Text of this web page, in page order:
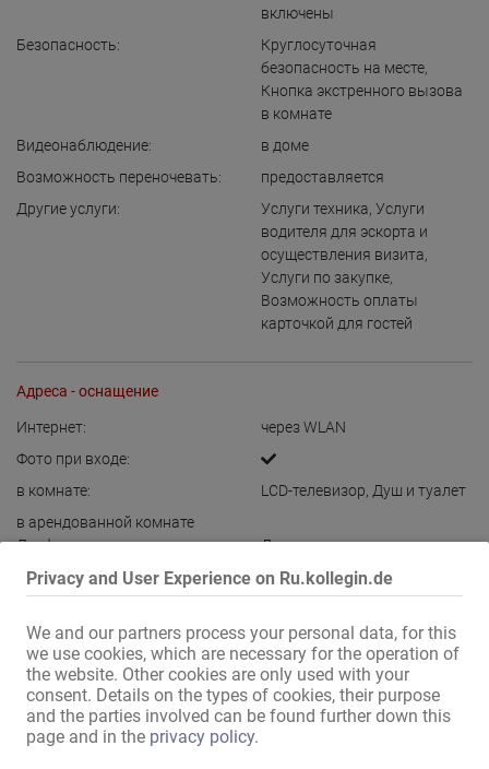
Privacy and User Experience on Ru.kollegin.de
We and our partners process your personal data, for this
we use cookies, which are necessary for the operation of
the website. Other cookies are only used with your
consent. Details on the types of cookies, their purpose
and the parties involved can be found further down this
page and in the privacy policy.
включены
Безопасность:
Круглосуточная
безопасность на месте,
Кнопка экстренного вызова
в комнате
Видеонаблюдение:
в доме
Возможность переночевать:
предоставляется
Другие услуги:
Услуги техника, Услуги
водителя для эскорта и
осуществления визита,
Услуги по закупке,
Возможность оплаты
карточкой для гостей
Адреса - оснащение
Интернет:
через WLAN
Фото при входе:
в комнате:
LCD-телевизор, Душ и туалет
в арендованной комнате
Лауфхаус:
Душ и туалет
в доме:
шкаф с замком ,Комната
отдыха
Кухня:
общее пользование,
Встроенная кухня,с местами,
где можно посидеть и
поесть
Гостевая зона: